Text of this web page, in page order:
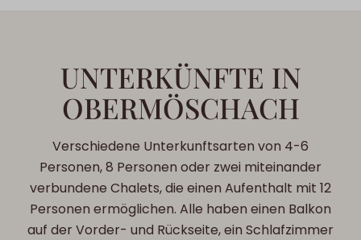
UNTERKÜNFTE IN
OBERMÖSCHACH
Verschiedene Unterkunftsarten von 4-6
Personen, 8 Personen oder zwei miteinander
verbundene Chalets, die einen Aufenthalt mit 12
Personen ermöglichen. Alle haben einen Balkon
auf der Vorder- und Rückseite, ein Schlafzimmer